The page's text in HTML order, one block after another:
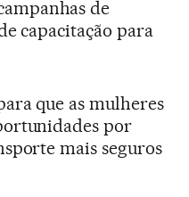
de
capacitação para
que as mulheres
por
mais seguros